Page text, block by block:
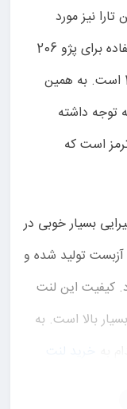
تارا نیز مورد
استفاده قرار گیرد. این لنت ترمز قابل استفاده برای پژو 206
تیپ 5 و 6 برای سال ساخت قبل از 1392 است. به همین
توجه داشته
است که
ایساکو پژو ۲۰۶ ۲۰۷ تارا گیرایی بسیار خوبی در
آزبست تولید شده و
کیفیت این لنت
بالا است. به
خرید لنت